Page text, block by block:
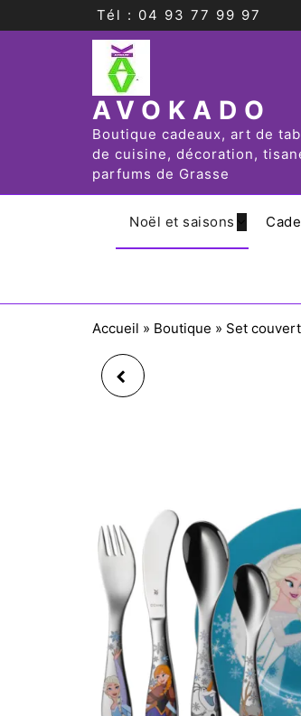
Tél : 04 93 77 99 97
AVOKADO
Boutique cadeaux, art de
de cuisine, décoration,
parfums de Grasse
Noël et saisons
Accueil » Boutique » Set
MUG REINE GAZELLE